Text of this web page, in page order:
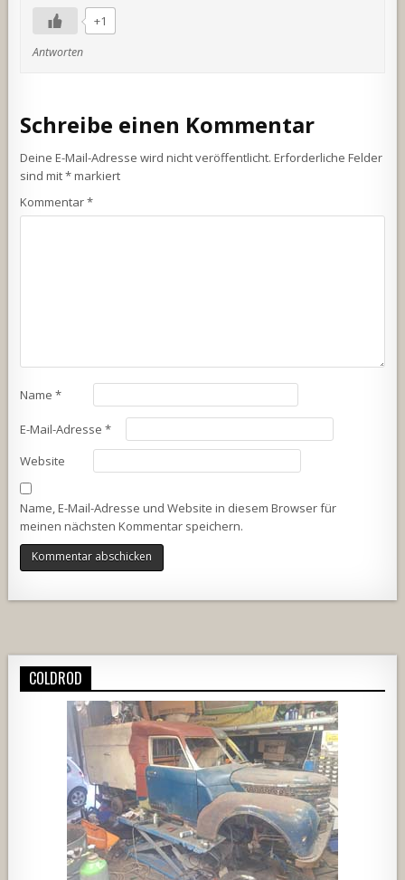
+1
Antworten
Schreibe einen Kommentar
Deine E-Mail-Adresse wird nicht veröffentlicht. Erforderliche Felder
sind mit*markiert
Kommentar*
Name*
E-Mail-Adresse*
Website
Name, E-Mail-Adresse und Website in diesem Browser für
meinen nächsten Kommentar speichern.
COLDROD